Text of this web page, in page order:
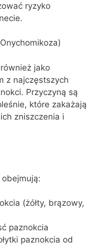
ryzyko
jako
z najczęstszych
Przyczyną są
które zakażają
zniszczenia i
(żółty, brązowy,
paznokcia
paznokcia od